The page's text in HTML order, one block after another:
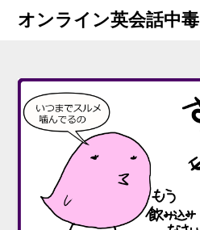
オンライン英会話中毒